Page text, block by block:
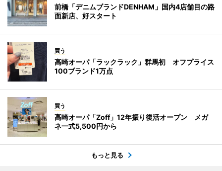
前橋「デニムブランドDENHAM」国内4店舗目の路
面新店、好スタート
買う
高崎オーパ「ラックラック」群馬初 オフプライス
100ブランド1万点
買う
高崎オーパ「Zoff」12年振り復活オープン メガ
ネ一式5,500円から
もっと見る